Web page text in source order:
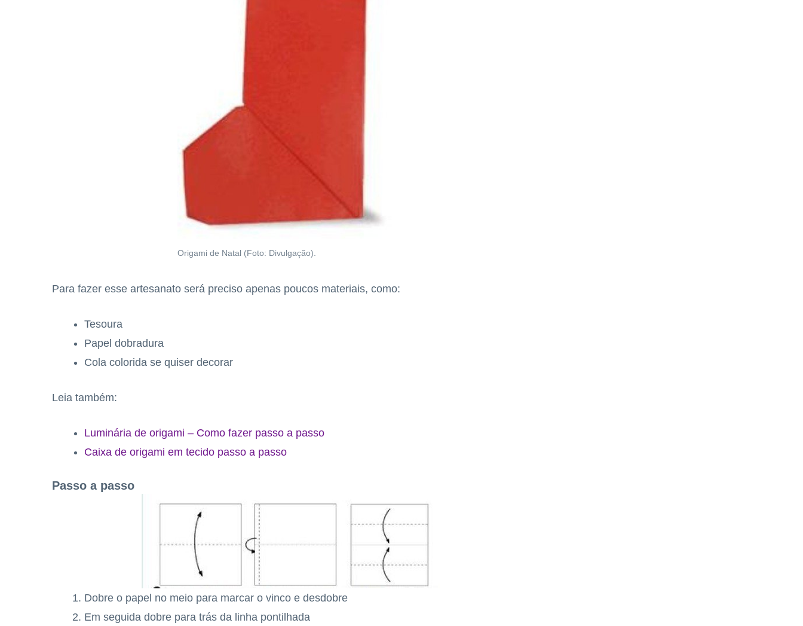
Origami de Natal (Foto: Divulgação).
Para fazer esse artesanato será preciso apenas poucos materiais, como:
Tesoura
Papel dobradura
Cola colorida se quiser decorar
Leia também:
Luminária de origami – Como fazer passo a passo
Caixa de origami em tecido passo a passo
Passo a passo
Dobre o papel no meio para marcar o vinco e desdobre
Em seguida dobre para trás da linha pontilhada